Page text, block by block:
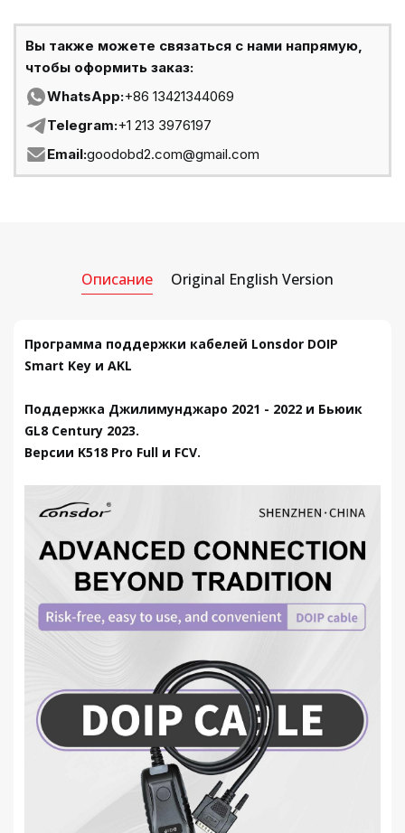
Вы также можете связаться с нами напрямую,
чтобы оформить заказ:
WhatsApp:+86 13421344069
Telegram:+1 213 3976197
Email:goodobd2.com@gmail.com
Описание Original English Version
Программа поддержки кабелей Lonsdor DOIP
Smart Key и AKL
Поддержка Джилимунджаро 2021 - 2022 и Бьюик
GL8 Century 2023.
Версии K518 Pro Full и FCV.